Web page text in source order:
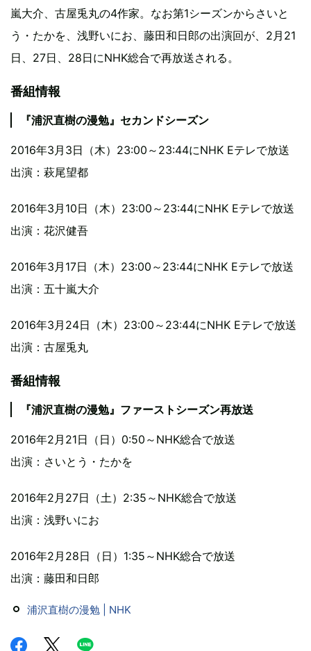
嵐大介、古屋兎丸の4作家。なお第1シーズンからさいと
う・たかを、浅野いにお、藤田和日郎の出演回が、2月21
日、27日、28日にNHK総合で再放送される。
番組情報
『浦沢直樹の漫勉』セカンドシーズン
2016年3月3日（木）23:00～23:44にNHK Eテレで放送
出演：萩尾望都
2016年3月10日（木）23:00～23:44にNHK Eテレで放送
出演：花沢健吾
2016年3月17日（木）23:00～23:44にNHK Eテレで放送
出演：五十嵐大介
2016年3月24日（木）23:00～23:44にNHK Eテレで放送
出演：古屋兎丸
番組情報
『浦沢直樹の漫勉』ファーストシーズン再放送
2016年2月21日（日）0:50～NHK総合で放送
出演：さいとう・たかを
2016年2月27日（土）2:35～NHK総合で放送
出演：浅野いにお
2016年2月28日（日）1:35～NHK総合で放送
出演：藤田和日郎
浦沢直樹の漫勉 | NHK